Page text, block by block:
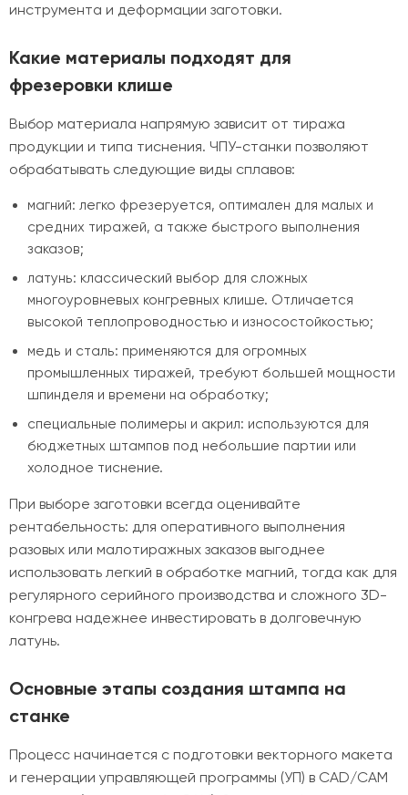
инструмента и деформации заготовки.
Какие материалы подходят для
фрезеровки клише
Выбор материала напрямую зависит от тиража
продукции и типа тиснения. ЧПУ-станки позволяют
обрабатывать следующие виды сплавов:
магний: легко фрезеруется, оптимален для малых и
средних тиражей, а также быстрого выполнения
заказов;
латунь: классический выбор для сложных
многоуровневых конгревных клише. Отличается
высокой теплопроводностью и износостойкостью;
медь и сталь: применяются для огромных
промышленных тиражей, требуют большей мощности
шпинделя и времени на обработку;
специальные полимеры и акрил: используются для
бюджетных штампов под небольшие партии или
холодное тиснение.
При выборе заготовки всегда оценивайте
рентабельность: для оперативного выполнения
разовых или малотиражных заказов выгоднее
использовать легкий в обработке магний, тогда как для
регулярного серийного производства и сложного 3D-
конгрева надежнее инвестировать в долговечную
латунь.
Основные этапы создания штампа на
станке
Процесс начинается с подготовки векторного макета
и генерации управляющей программы (УП) в CAD/CAM